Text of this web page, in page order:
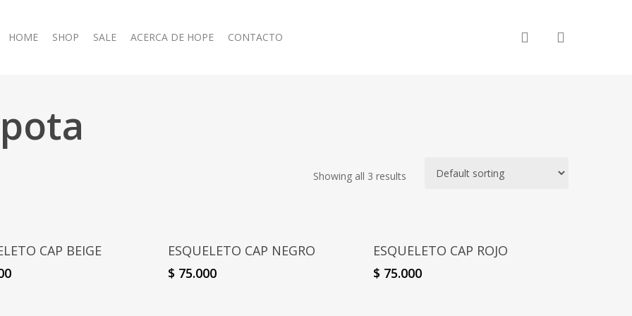
HOME SHOP SALE ACERCA DE HOPE CONTACTO search
Showing all 3 results
Select Options
CAP BEIGE
Select Options
ESQUELETO CAP NEGRO
$ 75.000
Select Options
ESQUELETO CAP ROJO
$ 75.000